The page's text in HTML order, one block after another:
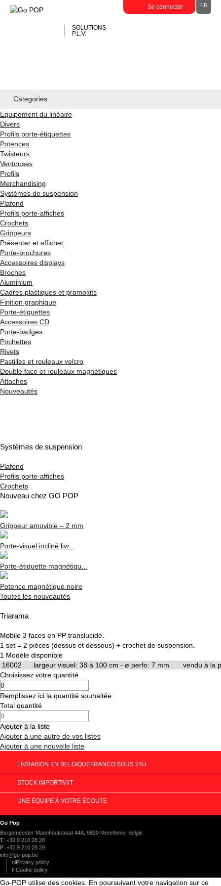
SOLUTIONS
P.L.V.
FR
Se connecter
Categories
Equipement du linéaire
Divers
Profils porte-étiquettes
Potences
Twisteurs
Ventouses
Profils
Merchandising
Systèmes de suspension
Plafond
Profils porte-affiches
Crochets
Grippeurs
Présenter et afficher
Porte-brochures
Accessoires displays
Broches
Aluminium
Cadres plastiques et promokits
Finition graphique
Porte-étiquettes
Accessoires CD
Porte-badges
Pochettes
Rivets
Pastilles et rouleaux velcro
Double face et rouleaux magnétiques
Attaches
Nouveautés
Systèmes de suspension
Plafond
Profils porte-affiches
Crochets
Nouveau chez GO POP
Grippeur amovible – 2 mm
Porte-visuel incliné livr...
Porte-étiquette magnétiqu...
Potence magnétique noire
Toutes les nouveautés
Triarama
Mobile 3 faces en PP translucide.
1 set = 2 pièces (dessus et dessous) + crochet de suspension.
1 Modèle disponible
Choisissez votre quantité
Remplissez ici la quantité souhaitée
Total quantité
Ajouter à la liste
Ajouter à une autre de vos listes
Ajouter à une nouvelle liste
LIVRAISON EN BELGIQUEFRANCO SOUS 24H
STOCK IMPORTANT
UNE ÉQUIPE À VOTRE ÉCOUTE
Go Pop
Burgemeester Maenhautstraat 44A 9820 Merelbeke België
T: +32 9 210 28 28
F: +32 9 210 28 29
info@go-pop.be
nl
fr
Privacy policy
Cookie policy
Go-POP utilise des cookies. En poursuivant votre navigation sur ce